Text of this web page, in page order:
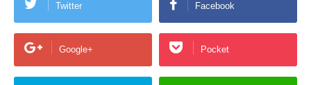
Twitter Facebook
Google+ Pocket